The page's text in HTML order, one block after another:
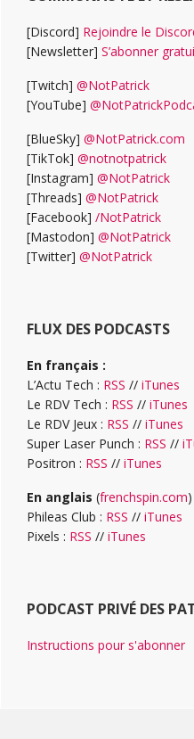
[Discord] Rejoindre le
[Newsletter] S’abonner
[Twitch] @NotPatrick
[YouTube]
[BlueSky] @NotPatrick.com
[TikTok] @notnotpatrick
[Instagram] @NotPatrick
[Threads] @NotPatrick
[Facebook] /NotPatrick
[Mastodon] @NotPatrick
[Twitter] @NotPatrick
FLUX DES PODCASTS
En français :
L’Actu Tech : RSS // iTunes
Le RDV Tech : RSS // iTunes
Le RDV Jeux : RSS // iTunes
Super Laser Punch : RSS //
Positron : RSS // iTunes
En anglais (frenchspin.com
Phileas Club : RSS // iTunes
Pixels : RSS // iTunes
PODCAST PRIVÉ DES
Instructions pour s'abonner